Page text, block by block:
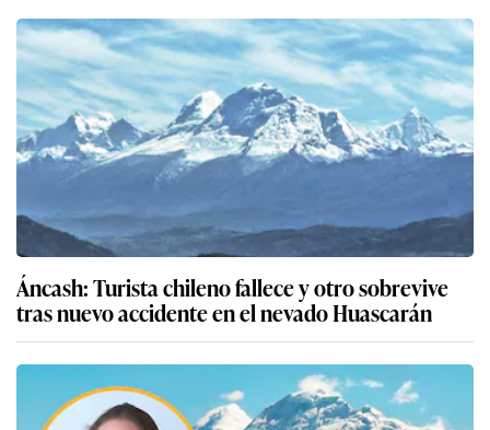
Áncash: Turista chileno fallece y otro sobrevive
tras nuevo accidente en el nevado Huascarán